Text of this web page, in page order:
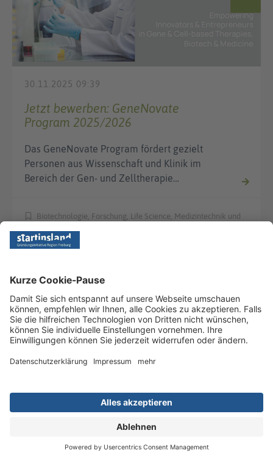
30.11.2025 09:39
Jetzt bewerben: GeneNovate
Program 2025/2026
Das GeneNovate Program fördert gezielt
Personen aus Wissenschaft und Klinik im
Bereich der Gen- und Zelltherapie…
Biotechnologie, Forschung, Life Science, Medizintechnik und
flownight am 27. November
flownight ist dein monatlicher Treffpunkt